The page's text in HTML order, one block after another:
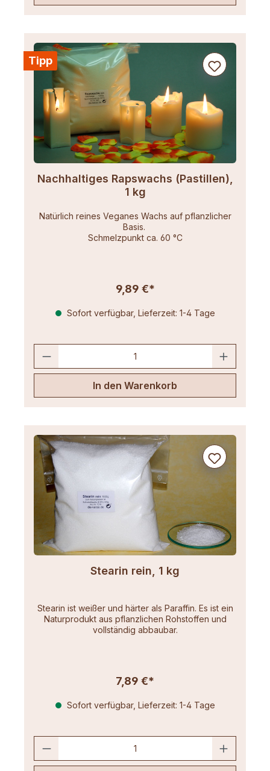
Tipp
Nachhaltiges Rapswachs (Pastillen),
1 kg
Natürlich reines Veganes Wachs auf pflanzlicher
Basis.
Schmelzpunkt ca. 60 °C
9,89 €*
Sofort verfügbar, Lieferzeit: 1-4 Tage
In den Warenkorb
Stearin rein, 1 kg
Stearin ist weißer und härter als Paraffin. Es ist ein
Naturprodukt aus pflanzlichen Rohstoffen und
vollständig abbaubar.
7,89 €*
Sofort verfügbar, Lieferzeit: 1-4 Tage